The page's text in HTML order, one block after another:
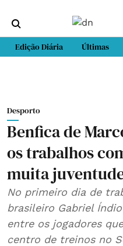
Edição Diária Últimas
Desporto
Benfica de
os trabalhos
muita
No primeiro dia de
brasileiro Gabriel
entre os jogadores
centro de treinos no